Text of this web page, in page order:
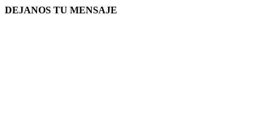
DEJANOS TU MENSAJE